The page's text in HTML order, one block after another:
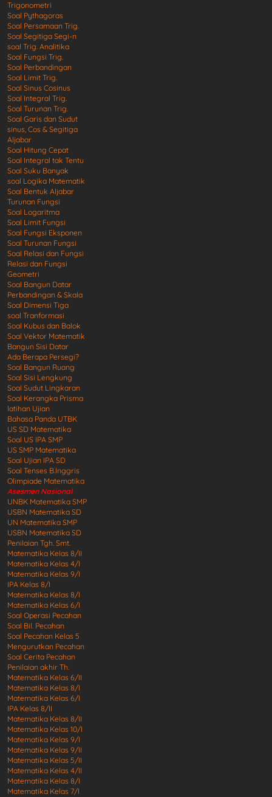
Trigonometri
Soal Pythagoras
Soal Persamaan Trig.
Soal Segitiga Segi-n
soal Trig. Analitika
Soal Fungsi Trig.
Soal Perbandingan
Soal Limit Trig.
Soal Sinus Cosinus
Soal Integral Trig.
Soal Turunan Trig.
Soal Garis dan Sudut
sinus, Cos & Segitiga
Aljabar
Soal Hitung Cepat
Soal Integral tak Tentu
Soal Suku Banyak
soal Logika Matematik
Soal Bentuk Aljabar
Turunan Fungsi
Soal Logaritma
Soal Limit Fungsi
Soal Fungsi Eksponen
Soal Turunan Fungsi
Soal Relasi dan Fungsi
Relasi dan Fungsi
Geometri
Soal Bangun Datar
Perbandingan & Skala
Soal Dimensi Tiga
soal Tranformasi
Soal Kubus dan Balok
Soal Vektor Matematik
Bangun Sisi Datar
Ada Berapa Persegi?
Soal Bangun Ruang
Soal Sisi Lengkung
Soal Sudut Lingkaran
Soal Kerangka Prisma
latihan Ujian
Bahasa Panda UTBK
US SD Matematika
Soal US IPA SMP
US SMP Matematika
Soal Ujian IPA SD
Soal Tenses B.Inggris
Olimpiade Matematika
Asesmen Nasional
UNBK Matematika SMP
USBN Matematika SD
UN Matematika SMP
USBN Matematika SD
Penilaian Tgh. Smt.
Matematika Kelas 8/II
Matematika Kelas 4/I
Matematika Kelas 9/I
IPA Kelas 8/I
Matematika Kelas 8/I
Matematika Kelas 6/I
Soal Operasi Pecahan
Soal Bil. Pecahan
Soal Pecahan Kelas 5
Mengurutkan Pecahan
Soal Cerita Pecahan
Penilaian akhir Th.
Matematika Kelas 6/II
Matematika Kelas 8/I
Matematika Kelas 6/I
IPA Kelas 8/II
Matematika Kelas 8/II
Matematika Kelas 10/I
Matematika Kelas 9/I
Matematika Kelas 9/II
Matematika Kelas 5/II
Matematika Kelas 4/II
Matematika Kelas 8/I
Matematika Kelas 7/I